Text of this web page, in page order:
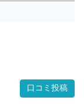
口コミ投稿